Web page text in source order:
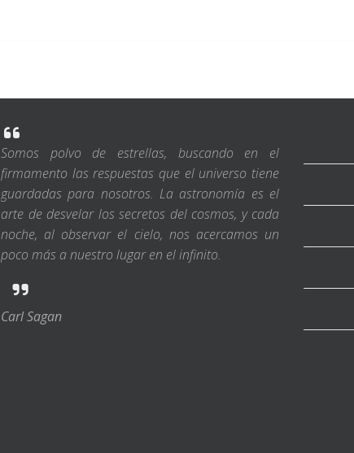
Somos polvo de estrellas, buscando en el
firmamento las respuestas que el universo tiene
guardadas para nosotros. La astronomía es el
arte de desvelar los secretos del cosmos, y cada
noche, al observar el cielo, nos acercamos un
poco más a nuestro lugar en el infinito.
Carl Sagan